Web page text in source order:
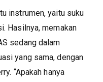
instrumen, yaitu suku
Hasilnya, memakan
sedang dalam
yang sama, dengan
“Apakah hanya